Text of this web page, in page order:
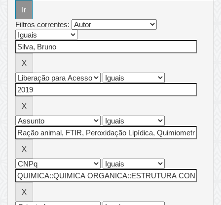
Filtros correntes: